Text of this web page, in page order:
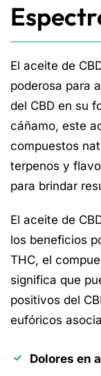
El aceite de
poderosa para
del CBD en su
cáñamo, este
compuestos
terpenos y
para brindar
El aceite de
los beneficios
THC, el
significa que
positivos del
eufóricos
Dolores en